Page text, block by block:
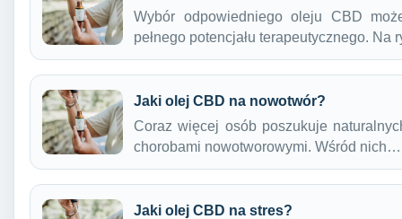
Wybór odpowiedniego oleju CBD
pełnego potencjału terapeutycznego. Na
Jaki olej CBD na nowotwór?
Coraz więcej osób poszukuje
chorobami nowotworowymi. Wśród nich…
Jaki olej CBD na stres?